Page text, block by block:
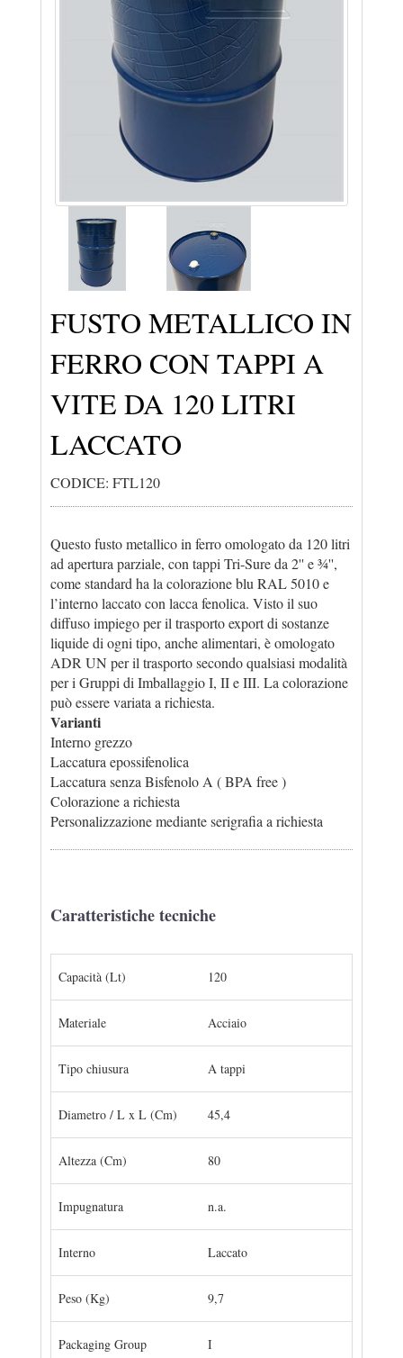
FUSTO METALLICO IN
FERRO CON TAPPI A
VITE DA 120 LITRI
LACCATO
CODICE: FTL120
Questo fusto metallico in ferro omologato da 120 litri
ad apertura parziale, con tappi Tri-Sure da 2'' e ¾'',
come standard ha la colorazione blu RAL 5010 e
l’interno laccato con lacca fenolica. Visto il suo
diffuso impiego per il trasporto export di sostanze
liquide di ogni tipo, anche alimentari, è omologato
ADR UN per il trasporto secondo qualsiasi modalità
per i Gruppi di Imballaggio I, II e III. La colorazione
può essere variata a richiesta.
Varianti
Interno grezzo
Laccatura epossifenolica
Laccatura senza Bisfenolo A ( BPA free )
Colorazione a richiesta
Personalizzazione mediante serigrafia a richiesta
Caratteristiche tecniche
Capacità (Lt) 120
Materiale Acciaio
Tipo chiusura A tappi
Diametro / L x L (Cm) 45,4
Altezza (Cm) 80
Impugnatura n.a.
Interno Laccato
Peso (Kg) 9,7
Packaging Group I